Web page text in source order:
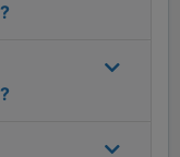
?
?